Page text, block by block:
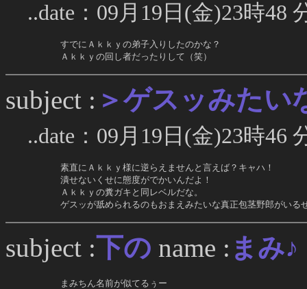
..date：09月19日(金)23時48
     すでにＡｋｋｙの弟子入りしたのかな？
     Ａｋｋｙの回し者だったりして（笑）
subject : ＞ゲスッみたい
..date：09月19日(金)23時46
     素直にＡｋｋｙ様に逆らえませんと言えば？キャハ！
     潰せないくせに態度がでかいんだよ！
     Ａｋｋｙの糞ガキと同レベルだな。
ゲスッが舐められるのもおまえみたいな真正包茎野郎がいる
subject :下の name : まみ♪
     まみちん名前が似てるぅー